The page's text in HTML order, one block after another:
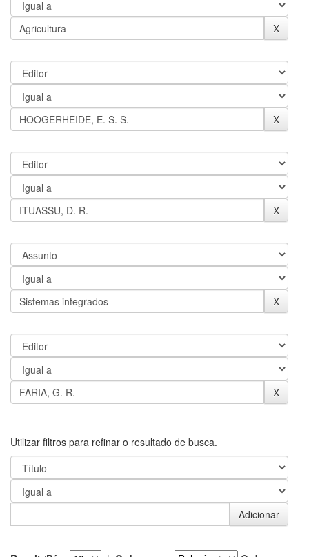
Utilizar filtros para refinar o resultado de busca.